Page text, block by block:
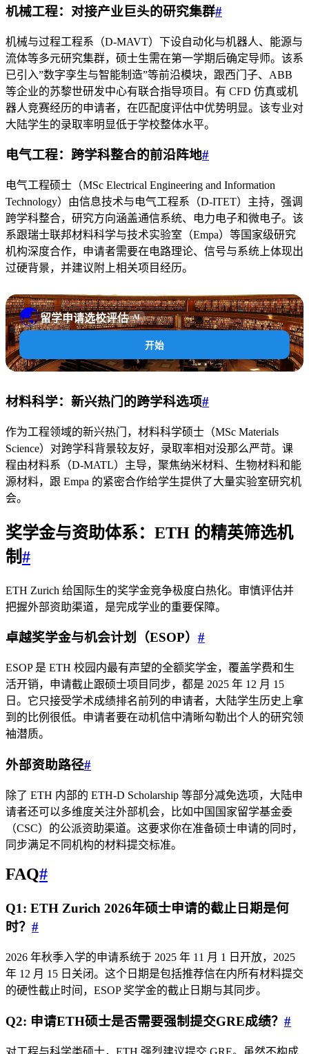
机械工程：对接产业巨头的研究集群#
机械与过程工程系（D-MAVT）下设自动化与机器人、能源与
流体等多元研究集群，硕士生需在第一学期后确定导师。该系
已引入”数字孪生与智能制造”等前沿模块，跟西门子、ABB
等企业的苏黎世研发中心有联合指导项目。有 CFD 仿真或机
器人竞赛经历的申请者，在匹配度评估中优势明显。该专业对
大陆学生的录取率明显低于学校整体水平。
电气工程：跨学科整合的前沿阵地#
电气工程硕士（MSc Electrical Engineering and Information
Technology）由信息技术与电气工程系（D-ITET）主持，强调
跨学科整合，研究方向涵盖通信系统、电力电子和微电子。该
系跟瑞士联邦材料科学与技术实验室（Empa）等国家级研究
机构深度合作，申请者需要在电路理论、信号与系统上体现出
过硬背景，并建议附上相关项目经历。
🌏留学申请选校评估 AI
开始
材料科学：新兴热门的跨学科选项#
作为工程领域的新兴热门，材料科学硕士（MSc Materials
Science）对跨学科背景较友好，录取率相对没那么严苛。课
程由材料系（D-MATL）主导，聚焦纳米材料、生物材料和能
源材料，跟 Empa 的紧密合作给学生提供了大量实验室研究机
会。
奖学金与资助体系：ETH 的精英筛选机
制#
ETH Zurich 给国际生的奖学金竞争极度白热化。审慎评估并
把握外部资助渠道，是完成学业的重要保障。
卓越奖学金与机会计划（ESOP） #
ESOP 是 ETH 校园内最有声望的全额奖学金，覆盖学费和生
活开销，申请截止跟硕士项目同步，都是 2025 年 12 月 15
日。它只接受学术成绩排名前列的申请者，大陆学生历史上拿
到的比例很低。申请者要在动机信中清晰勾勒出个人的研究领
袖潜质。
外部资助路径#
除了 ETH 内部的 ETH-D Scholarship 等部分减免选项，大陆申
请者还可以多维度关注外部机会，比如中国国家留学基金委
（CSC）的公派资助渠道。这要求你在准备硕士申请的同时，
同步满足不同机构的材料提交标准。
FAQ#
Q1: ETH Zurich 2026年硕士申请的截止日期是何
时？ #
2026 年秋季入学的申请系统于 2025 年 11 月 1 日开放，2025
年 12 月 15 日关闭。这个日期是包括推荐信在内所有材料提交
的硬性截止时间，ESOP 奖学金的截止日期与其同步。
Q2: 申请ETH硕士是否需要强制提交GRE成绩？ #
对工程与科学类硕士，ETH 强烈建议提交 GRE。虽然不构成